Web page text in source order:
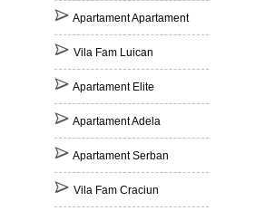
Apartament Apartament
Vila Fam Luican
Apartament Elite
Apartament Adela
Apartament Serban
Vila Fam Craciun